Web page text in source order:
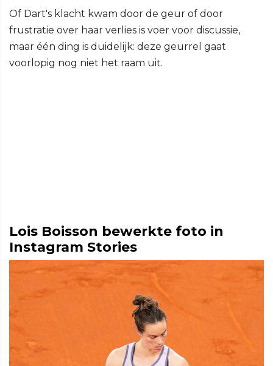
Of Dart's klacht kwam door de geur of door
frustratie over haar verlies is voer voor discussie,
maar één ding is duidelijk: deze geurrel gaat
voorlopig nog niet het raam uit.
Lois Boisson bewerkte foto in
Instagram Stories